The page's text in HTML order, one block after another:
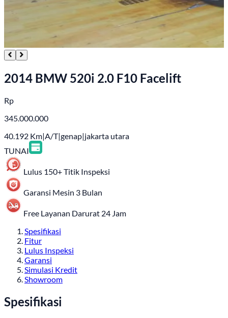
2014 BMW 520i 2.0 F10 Facelift
Rp
345.000.000
40.192 Km|A/T|genap|jakarta utara
TUNAI
Lulus 150+ Titik Inspeksi
Garansi Mesin 3 Bulan
Free Layanan Darurat 24 Jam
Spesifikasi
Fitur
Lulus Inspeksi
Garansi
Simulasi Kredit
Showroom
Spesifikasi